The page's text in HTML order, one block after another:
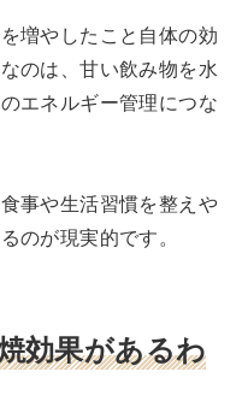
増やしたこと自体の効
のは、甘い飲み物を水
エネルギー管理につな
事や生活習慣を整えや
のが現実的です。
効果があるわ